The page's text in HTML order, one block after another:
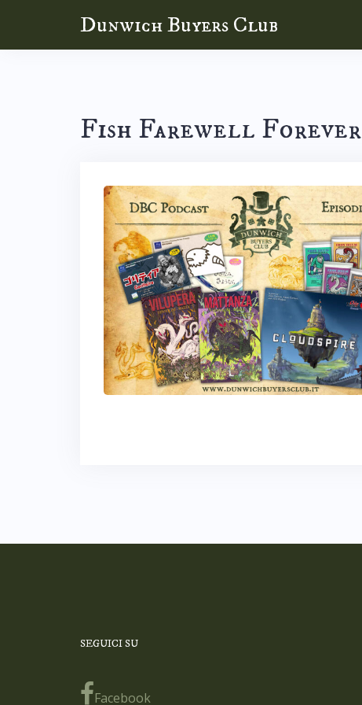
Dunwich Buyers Club
Fish Farewell Forever
SEGUICI SU
Facebook